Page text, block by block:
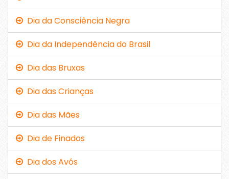
Dia da Consciência Negra
Dia da Independência do Brasil
Dia das Bruxas
Dia das Crianças
Dia das Mães
Dia de Finados
Dia dos Avós